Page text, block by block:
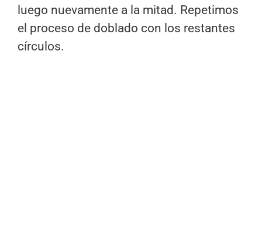
luego nuevamente a la mitad. Repetimos
el proceso de doblado con los restantes
círculos.